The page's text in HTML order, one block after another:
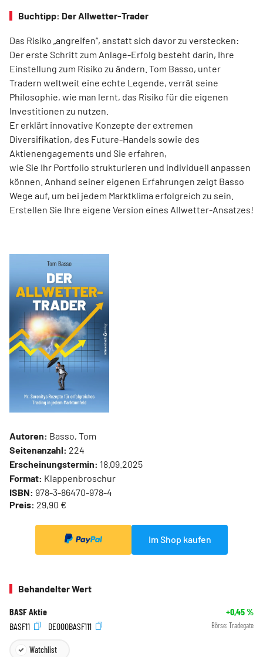
Buchtipp: Der Allwetter-Trader
Das Risiko „angreifen“, anstatt sich davor zu verstecken:
Der erste Schritt zum Anlage-Erfolg besteht darin, Ihre
Einstellung zum Risiko zu ändern. Tom Basso, unter
Tradern weltweit eine echte Legende, verrät seine
Philosophie, wie man lernt, das Risiko für die eigenen
Investitionen zu nutzen.
Er erklärt innovative Konzepte der extremen
Diversifikation, des Future-Handels sowie des
Aktienengagements und Sie erfahren,
wie Sie Ihr Portfolio strukturieren und individuell anpassen
können. Anhand seiner eigenen Erfahrungen zeigt Basso
Wege auf, um bei jedem Marktklima erfolgreich zu sein.
Erstellen Sie Ihre eigene Version eines Allwetter-Ansatzes!
Autoren: Basso, Tom
Seitenanzahl: 224
Erscheinungstermin: 18.09.2025
Format: Klappenbroschur
ISBN: 978-3-86470-978-4
Preis: 29,90 €
Im Shop kaufen
Behandelter Wert
BASF Aktie +0,45%
BASF11
DE000BASF111 Börse: Tradegate
Watchlist